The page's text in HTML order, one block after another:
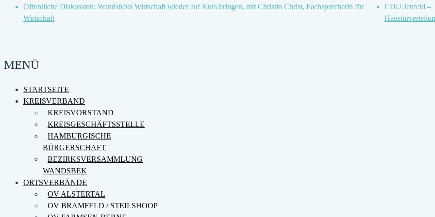
Öffentliche Diskussion: Wandsbeks Wirtschaft wieder auf Kurs bringen, mit Christin Christ, Fachsprecherin für
Wirtschaft
CDU Jenfeld –
MENÜ
STARTSEITE
KREISVERBAND
KREISVORSTAND
KREISGESCHÄFTSSTELLE
HAMBURGISCHE
BÜRGERSCHAFT
BEZIRKSVERSAMMLUNG
WANDSBEK
ORTSVERBÄNDE
OV ALSTERTAL
OV BRAMFELD / STEILSHOOP